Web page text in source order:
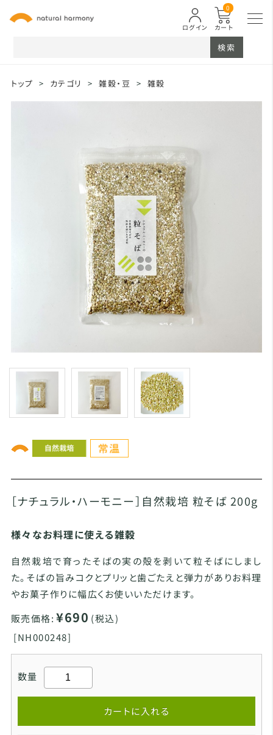
カート
0
ログイン
検索
トップ > カテゴリ > 雑穀・豆 > 雑穀
［ナチュラル・ハーモニー］自然栽培 粒そば 200g
様々なお料理に使える雑穀
自然栽培で育ったそばの実の殻を剥いて粒そばにしまし
た。そばの旨みコクとプリッと歯ごたえと弾力がありお料理
やお菓子作りに幅広くお使いいただけます。
販売価格: ¥690 (税込)
[NH000248]
数量
カートに入れる